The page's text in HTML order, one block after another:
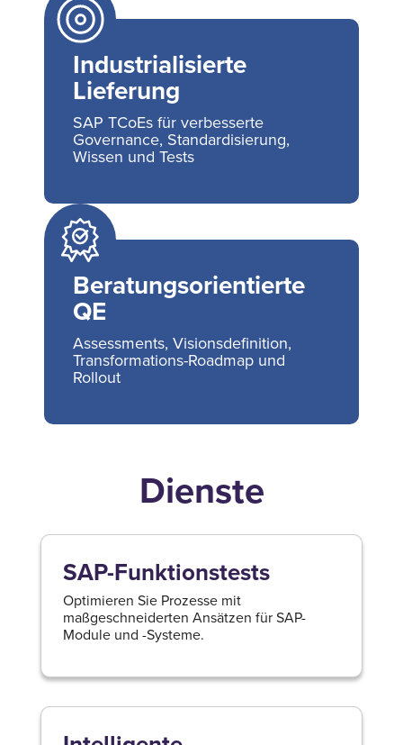
Industrialisierte
Lieferung
SAP TCoEs für verbesserte
Governance, Standardisierung,
Wissen und Tests
Beratungsorientierte
QE
Assessments, Visionsdefinition,
Transformations-Roadmap und
Rollout
Dienste
SAP-Funktionstests
Optimieren Sie Prozesse mit
maßgeschneiderten Ansätzen für SAP-
Module und -Systeme.